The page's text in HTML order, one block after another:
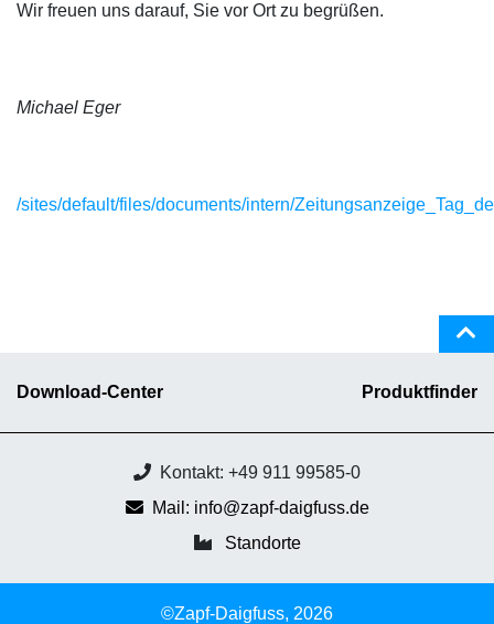
Wir freuen uns darauf, Sie vor Ort zu begrüßen.
Michael Eger
/sites/default/files/documents/intern/
Download-Center Produktfinder
Kontakt: +49 911 99585-0
Mail: info@zapf-daigfuss.de
Standorte
©Zapf-Daigfuss, 2026